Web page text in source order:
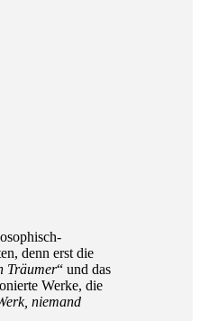
denn erst die
Träumer“ und das
Werke, die
niemand